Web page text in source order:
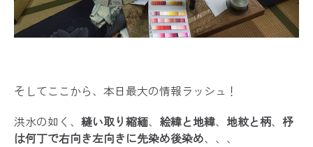
そしてここから、本日最大の情報ラッシュ！
洪水の如く、 縫い取り縮緬、 絵緯と地緯、 地紋と柄、 杼
は何丁で右向き左向きに先染め後染め、、、